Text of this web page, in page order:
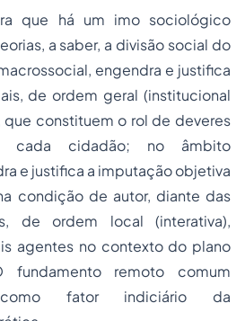
que há um imo sociológico
a saber, a divisão social do
engendra e justifica
de ordem geral (institucional
que constituem o rol de deveres
cada cidadão; no âmbito
e justifica a imputação objetiva
condição de autor, diante das
de ordem local (interativa),
agentes no contexto do plano
fundamento remoto comum
fator indiciário da